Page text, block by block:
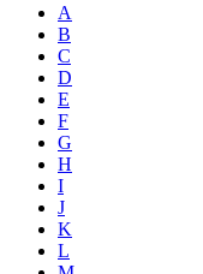
A
B
C
D
E
F
G
H
I
J
K
L